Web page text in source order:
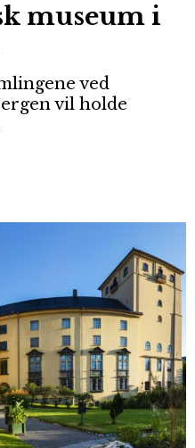
museum i
ved
vil holde